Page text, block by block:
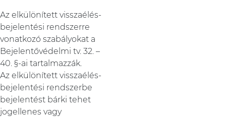
Az elkülönített visszaélés-
bejelentési rendszerre
vonatkozó szabályokat a
Bejelentővédelmi tv. 32. –
40. §-ai tartalmazzák.
Az elkülönített visszaélés-
bejelentési rendszerbe
bejelentést bárki tehet
jogellenes vagy